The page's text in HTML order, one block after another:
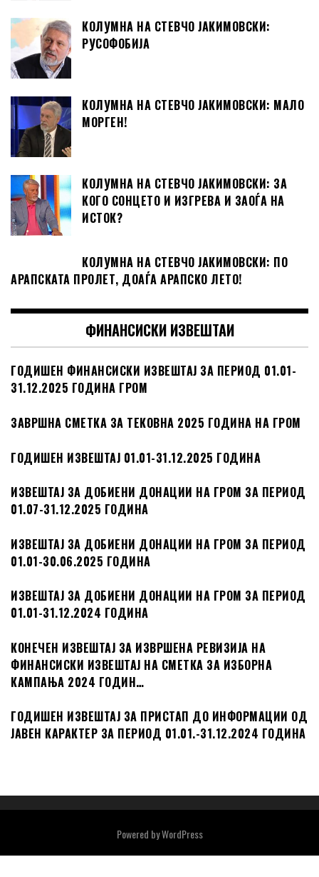
КОЛУМНА НА СТЕВЧО ЈАКИМОВСКИ:
РУСОФОБИЈА
КОЛУМНА НА СТЕВЧО ЈАКИМОВСКИ: МАЛО
МОРГЕН!
КОЛУМНА НА СТЕВЧО ЈАКИМОВСКИ: ЗА
КОГО СОНЦЕТО И ИЗГРЕВА И ЗАОЃА НА
ИСТОК?
КОЛУМНА НА СТЕВЧО ЈАКИМОВСКИ: ПО
АРАПСКАТА ПРОЛЕТ, ДОАЃА АРАПСКО ЛЕТО!
ФИНАНСИСКИ ИЗВЕШТАИ
ГОДИШЕН ФИНАНСИСКИ ИЗВЕШТАЈ ЗА ПЕРИОД 01.01-
31.12.2025 ГОДИНА ГРОМ
ЗАВРШНА СМЕТКА ЗА ТЕКОВНА 2025 ГОДИНА НА ГРОМ
ГОДИШЕН ИЗВЕШТАЈ 01.01-31.12.2025 ГОДИНА
ИЗВЕШТАЈ ЗА ДОБИЕНИ ДОНАЦИИ НА ГРОМ ЗА ПЕРИОД
01.07-31.12.2025 ГОДИНА
ИЗВЕШТАЈ ЗА ДОБИЕНИ ДОНАЦИИ НА ГРОМ ЗА ПЕРИОД
01.01-30.06.2025 ГОДИНА
ИЗВЕШТАЈ ЗА ДОБИЕНИ ДОНАЦИИ НА ГРОМ ЗА ПЕРИОД
01.01-31.12.2024 ГОДИНА
КОНЕЧЕН ИЗВЕШТАЈ ЗА ИЗВРШЕНА РЕВИЗИЈА НА
ФИНАНСИСКИ ИЗВЕШТАЈ НА СМЕТКА ЗА ИЗБОРНА
КАМПАЊА 2024 ГОДИН…
ГОДИШЕН ИЗВЕШТАЈ ЗА ПРИСТАП ДО ИНФОРМАЦИИ ОД
ЈАВЕН КАРАКТЕР ЗА ПЕРИОД 01.01.-31.12.2024 ГОДИНА
Powered byWordPress